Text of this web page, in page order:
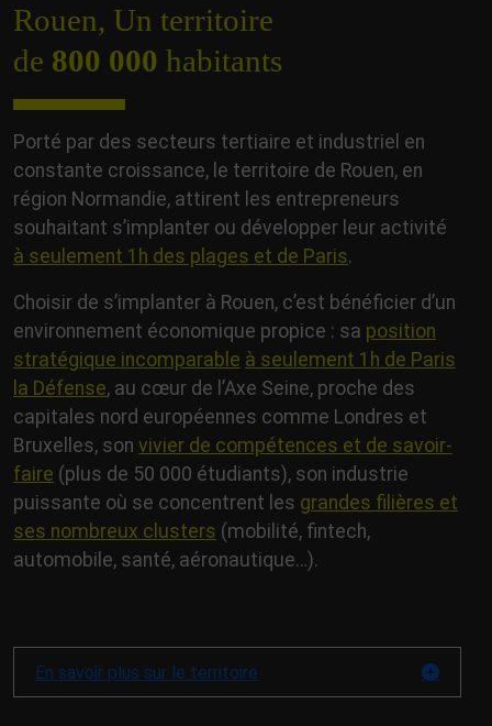
Rouen, Un territoire
de 800 000 habitants
Porté par des secteurs tertiaire et industriel en
constante croissance, le territoire de Rouen, en
région Normandie, attirent les entrepreneurs
souhaitant s’implanter ou développer leur activité
à seulement 1h des plages et de Paris.
Choisir de s’implanter à Rouen, c’est bénéficier d’un
environnement économique propice : sa position
stratégique incomparable à seulement 1h de Paris
la Défense, au cœur de l’Axe Seine, proche des
capitales nord européennes comme Londres et
Bruxelles, son vivier de compétences et de savoir-
faire (plus de 50 000 étudiants), son industrie
puissante où se concentrent les grandes filières et
ses nombreux clusters (mobilité, fintech,
automobile, santé, aéronautique…).
En savoir plus sur le territoire